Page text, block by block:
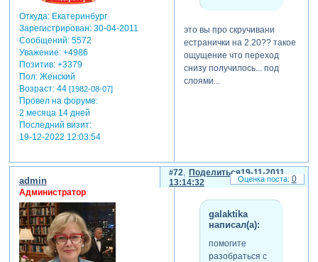
Откуда:Екатеринбург
Зарегистрирован: 30-04-2011
Сообщений:5572
Уважение: +4986
Позитив: +3379
Пол:Женский
Возраст:44 [1982-08-07]
Провел на форуме:
2 месяца 14 дней
Последний визит:
19-12-2022 12:03:54
это вы про скручивани
естранички на 2.20?? такое
ощущение что переход
снизу получилось... под
слоями...
Поделиться
72
19-11-2011
13:14:32
admin
Администратор
galaktika
написал(а):
помогите
разобраться с
0